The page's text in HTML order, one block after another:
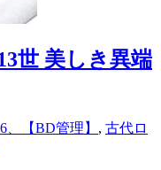
世 美しき異端
6、【BD管理】 , 古代ロ